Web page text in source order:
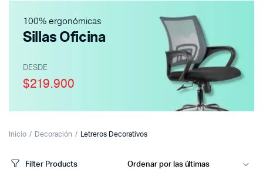
100% ergonómicas
Sillas Oficina
DESDE
$219.900
Inicio Decoración Letreros Decorativos
Filter Products